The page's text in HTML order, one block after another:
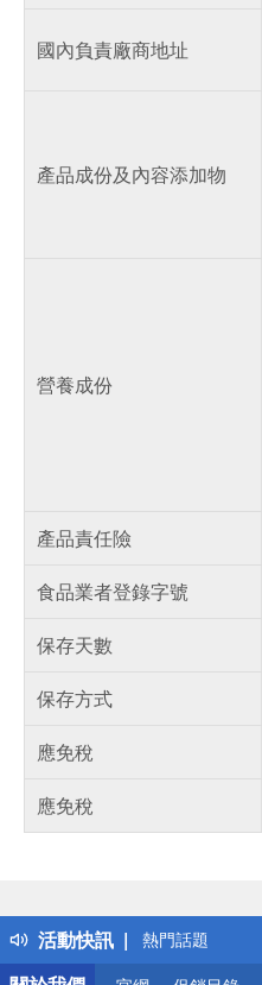
國內負責廠商地址
產品成份及內容添加物
營養成份
產品責任險
食品業者登錄字號
保存天數
保存方式
應免稅
應免稅
活動快訊
得獎公告
熱門話題
銀行優惠